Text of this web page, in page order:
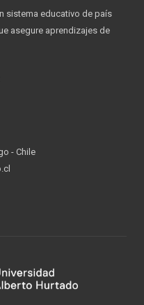
sistema educativo de país
asegure aprendizajes de
- Chile